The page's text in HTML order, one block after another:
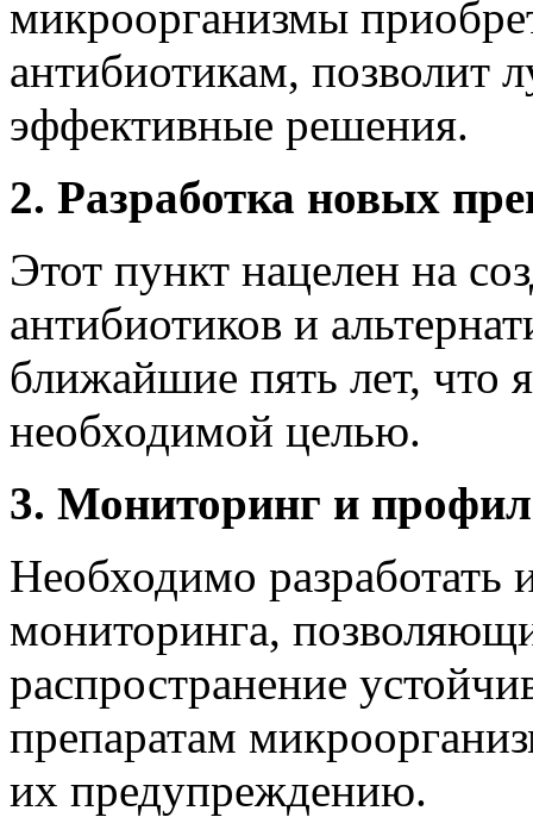
микроорганизмы
антибиотикам, позволит
эффективные решения.
2. Разработка новых
Этот пункт нацелен на
антибиотиков и
ближайшие пять лет, что
необходимой целью.
3. Мониторинг и
Необходимо разработать
мониторинга,
распространение
препаратам
их предупреждению.